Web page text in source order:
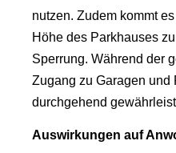
nutzen. Zudem kommt
Höhe des Parkhauses
Sperrung. Während der
Zugang zu Garagen und
durchgehend
Auswirkungen auf